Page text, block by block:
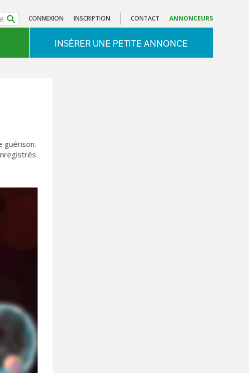
CONTACT ANNONCEURS
CONNEXION INSCRIPTION
INSÉRER UNE PETITE ANNONCE
guérison.